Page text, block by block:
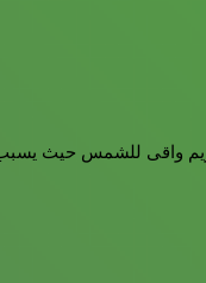
واقى للشمس حيث